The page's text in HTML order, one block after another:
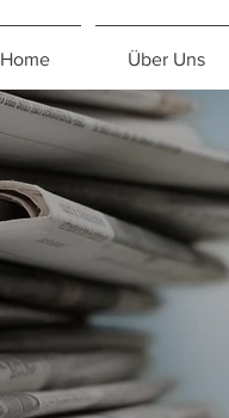
Home Über Uns